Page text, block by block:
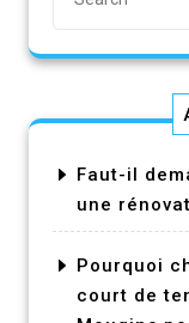
Faut-il
une
Pourquoi
court de